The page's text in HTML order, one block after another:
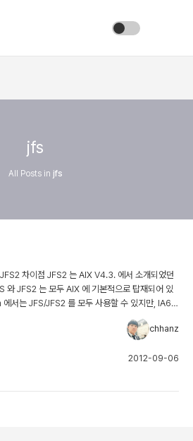
jfs
All Posts in jfs
차이점 JFS2 는 AIX V4.3. 에서 소개되었던
JFS2 는 모두 AIX 에 기본적으로 탑재되어 있
서는 JFS/JFS2 를 모두 사용할 수 있지만, IA64
수 있습니다. JFS vs JFS2 Function JFS2 JFS
Block Size 512~4096 Block Size
Size (만들 수 있는...
chhanz
2012-09-06